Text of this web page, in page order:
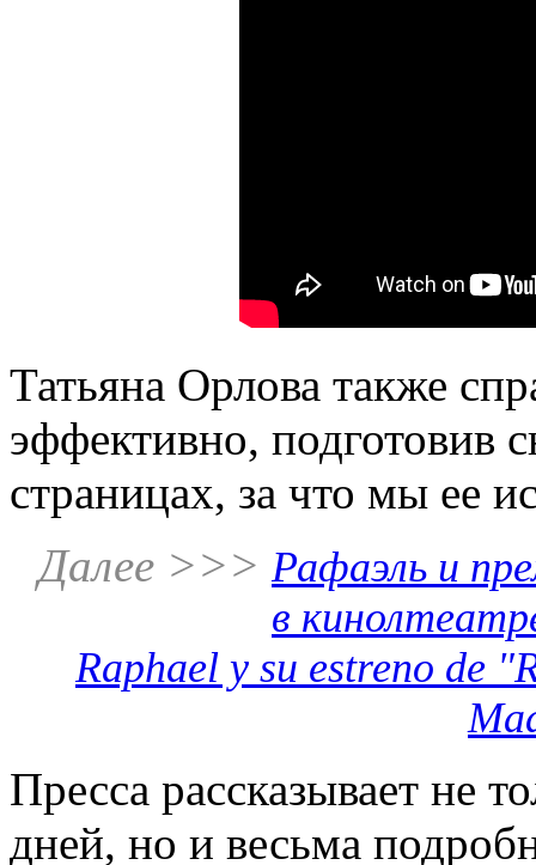
Татьяна Орлова также
эффективно, подготовив
страницах, за что мы ее
Далее >>> Рафаэль и
в
Raphael y su estreno de
Пресса рассказывает не
дней, но и весьма